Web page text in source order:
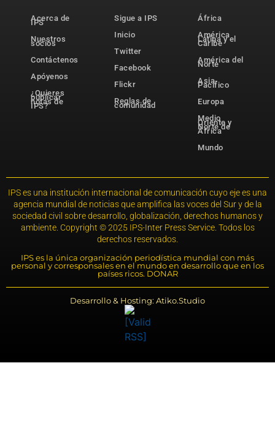
Acerca de
IPS
Nuestros
socios
Contáctenos
Apóyenos
¿Quieres
publicar
notas de
IPS?
Sigue a IPS
Inicio
Twitter
Facebook
Flickr
Reglas de
comunidad
África
América
Latina y el
Caribe
América del
Norte
Asia-
Pacífico
Europa
Medio
Oriente y
Norte de
África
Mundo
IPS es una institución internacional de comunicación cuyo eje es una
agencia mundial de noticias que amplifica las voces del Sur y de la
sociedad civil sobre desarrollo, globalización, derechos humanos y
ambiente. Copyright © 2025 IPS-Inter Press Service. Todos los
derechos reservados.
IPS es la única organización periodística mundial con más
personal y corresponsales en el mundo en desarrollo que en los
países ricos. DONAR
Desarrollo & Hosting: Atiko.Studio